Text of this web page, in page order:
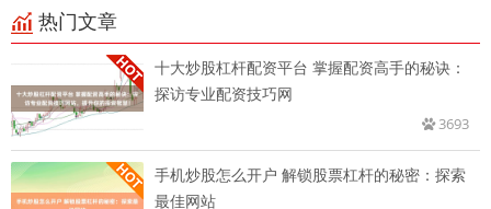
热门文章
十大炒股杠杆配资平台 掌握配资高手的秘诀：
探访专业配资技巧网
3693
手机炒股怎么开户 解锁股票杠杆的秘密：探索
最佳网站